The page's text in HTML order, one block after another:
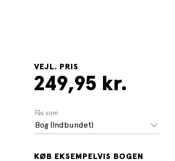
VEJL. PRIS
249,95 kr.
Fås som
Bog (Indbundet)
KØB EKSEMPELVIS BOGEN